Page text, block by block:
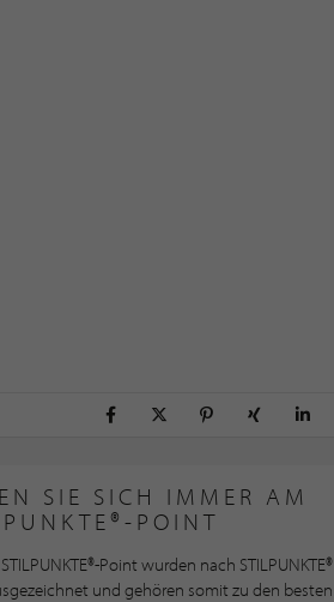
SIE SICH IMMER AM
POINT
Point wurden nach STILPUNKTE®
und gehören somit zu den besten